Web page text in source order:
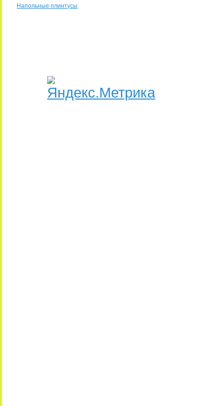
Напольные плинтусы